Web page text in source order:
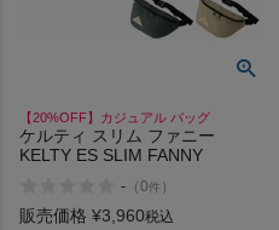
【20%OFF】カジュアル バッグ
ケルティ スリム ファニー
KELTY ES SLIM FANNY
- （0件 ）
販売価格 ¥3,960税込